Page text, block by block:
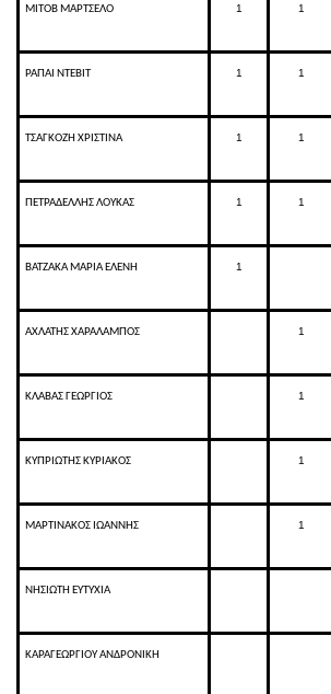
ΜΙΤΟΒ ΜΑΡΤΣΕΛΟ 1 1
ΡΑΠΑΙ ΝΤΕΒΙΤ 1 1
ΤΣΑΓΚΟΖΗ ΧΡΙΣΤΙΝΑ 1 1
ΠΕΤΡΑΔΕΛΛΗΣ ΛΟΥΚΑΣ 1 1
ΒΑΤΖΑΚΑ ΜΑΡΙΑ ΕΛΕΝΗ 1
ΑΧΛΑΤΗΣ ΧΑΡΑΛΑΜΠΟΣ 1
ΚΛΑΒΑΣ ΓΕΩΡΓΙΟΣ 1
ΚΥΠΡΙΩΤΗΣ ΚΥΡΙΑΚΟΣ 1
ΜΑΡΤΙΝΑΚΟΣ ΙΩΑΝΝΗΣ 1
ΝΗΣΙΩΤΗ ΕΥΤΥΧΙΑ
ΚΑΡΑΓΕΩΡΓΙΟΥ ΑΝΔΡΟΝΙΚΗ